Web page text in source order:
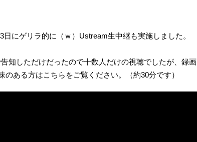
にゲリラ的に（ｗ）Ustream生中継も実施しました。
知しただけだったので十数人だけの視聴でしたが、録画
のある方はこちらをご覧ください。（約30分です）